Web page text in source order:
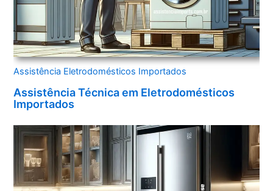
Assistência Eletrodomésticos Importados
Assistência Técnica em Eletrodomésticos
Importados